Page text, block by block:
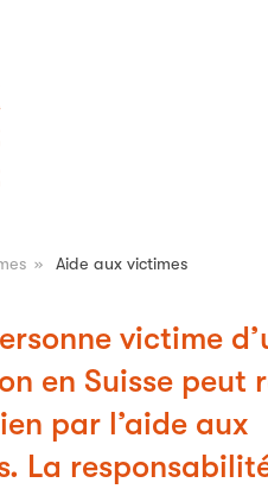
» Aide aux victimes
victime
en Suisse peut
par l’aide aux
La